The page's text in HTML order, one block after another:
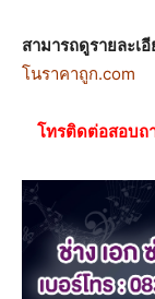
สามารถดูรายละเ
โนราคาถูก.com
โทรติดต่อสอบถ